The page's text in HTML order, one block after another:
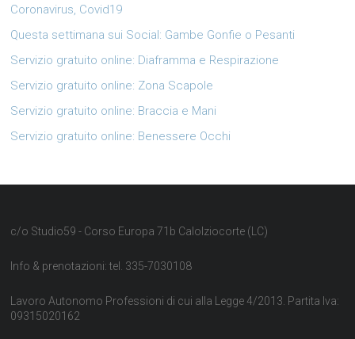
Coronavirus, Covid19
Questa settimana sui Social: Gambe Gonfie o Pesanti
Servizio gratuito online: Diaframma e Respirazione
Servizio gratuito online: Zona Scapole
Servizio gratuito online: Braccia e Mani
Servizio gratuito online: Benessere Occhi
c/o Studio59 - Corso Europa 71b Calolziocorte (LC)
Info & prenotazioni: tel. 335-7030108
Lavoro Autonomo Professioni di cui alla Legge 4/2013. Partita Iva:
09315020162